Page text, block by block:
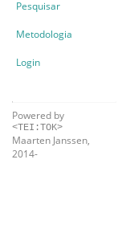
Pesquisar
Metodologia
Login
Powered by
<TEI:TOK>
Maarten Janssen,
2014-